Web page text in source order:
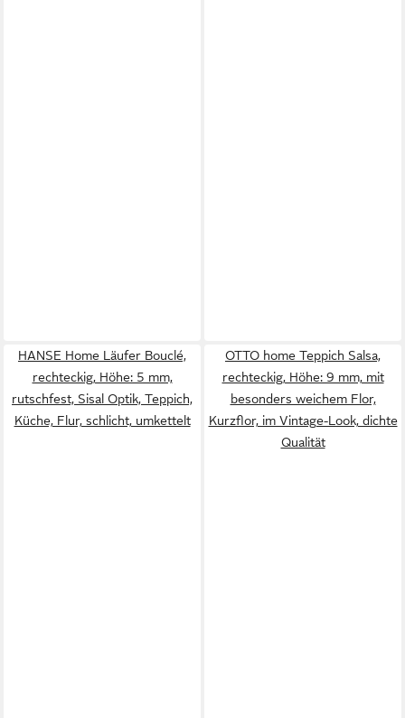
HANSE Home Läufer Bouclé,
rechteckig, Höhe: 5 mm,
rutschfest, Sisal Optik, Teppich,
Küche, Flur, schlicht, umkettelt
OTTO home Teppich Salsa,
rechteckig, Höhe: 9 mm, mit
besonders weichem Flor,
Kurzflor, im Vintage-Look, dichte
Qualität